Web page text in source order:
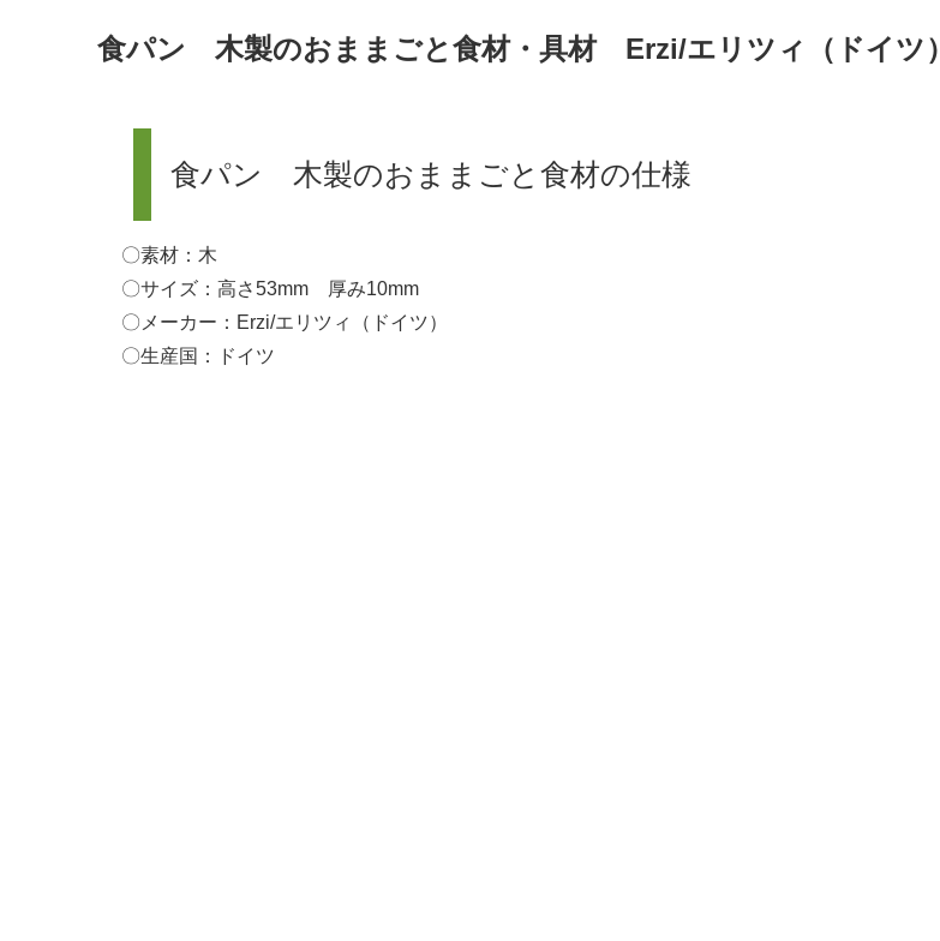
食パン 木製のおままごと食材・具材 Erzi/エリツィ（ドイツ）
食パン 木製のおままごと食材の仕様
〇素材：木
〇サイズ：高さ53mm 厚み10mm
〇メーカー：Erzi/エリツィ（ドイツ）
〇生産国：ドイツ